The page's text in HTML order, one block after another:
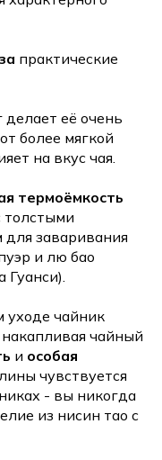
практические
её очень
более мягкой
на вкус чая.
термоёмкость
толстыми
заваривания
и лю бао
уходе чайник
чайный
и особая
чувствуется
- вы никогда
из нисин тао с